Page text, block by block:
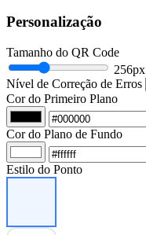
Personalização
Tamanho do QR Code
256px
Nível de Correção de Erros
Cor do Primeiro Plano
Cor do Plano de Fundo
Estilo do Ponto